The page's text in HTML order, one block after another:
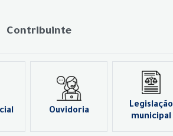
Contribuinte
Ouvidoria
Legislação
municipal